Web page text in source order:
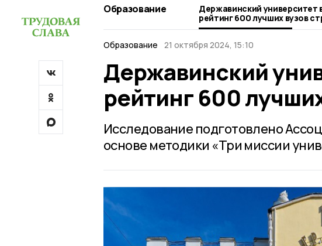
Образование
Державинский университет
рейтинг 600 лучших вузов
Образование 21 октября 2024, 15:10
Державинский
рейтинг 600
Исследование подготовлено
основе методики «Три миссии